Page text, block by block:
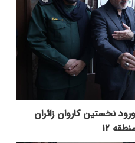
نخستین کاروان زائران
۱۲